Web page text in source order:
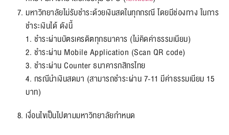
มหาวิทยาลัยไม่รับชำระด้วยเงินสดในทุกกรณี โดยมีช่องทาง ในการ
ชำระเงินได้ ดังนี้
1. ชำระผ่านบัตรเครดิตทุกธนาคาร (ไม่คิดค่าธรรมเนียม)
2. ชำระผ่าน Mobile Application (Scan QR code)
3. ชำระผ่าน Counter ธนาคารกสิกรไทย
4. กรณีนำเงินสดมา (สามารถชำระผ่าน 7-11 มีค่าธรรมเนียม 15
บาท)
เงื่อนไขเป็นไปตามมหาวิทยาลัยกำหนด